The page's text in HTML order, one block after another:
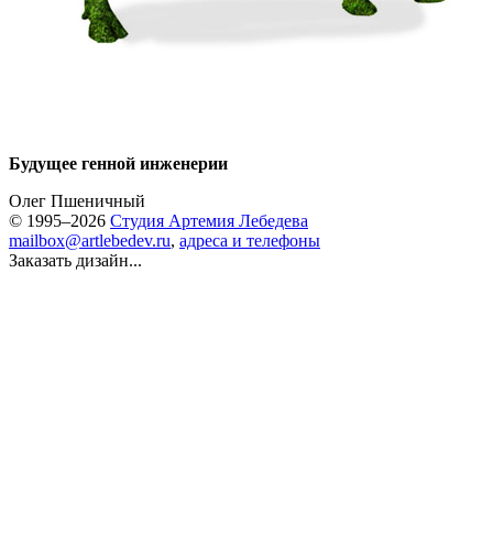
Будущее генной инженерии
Олег Пшеничный
© 1995–2026 Студия Артемия Лебедева
mailbox@artlebedev.ru, адреса и телефоны
Заказать дизайн...